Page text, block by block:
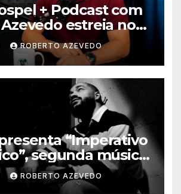
+ Podcast com
estreia nova
e reúne grandes
música gospel
ROBERTO AZEVEDO
“Imperativo
segunda música
de seu novo
Onimusic
ROBERTO AZEVEDO